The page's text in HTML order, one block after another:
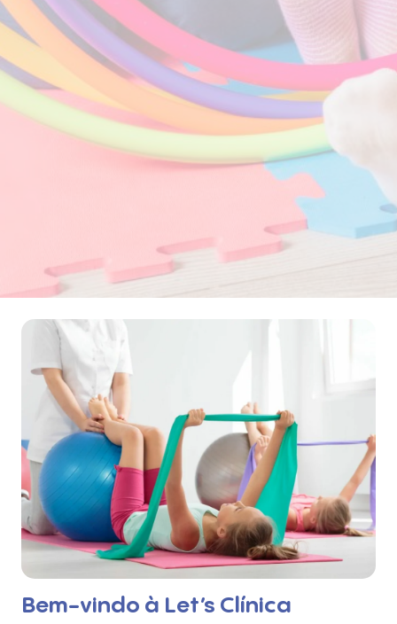
Bem-vindo à Let’s Clínica